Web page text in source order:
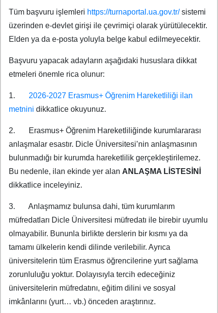
Tüm başvuru işlemleri https://turnaportal.ua.gov.tr/sistemi
üzerinden e-devlet girişi ile çevrimiçi olarak yürütülecektir.
Elden ya da e-posta yoluyla belge kabul edilmeyecektir.
Başvuru yapacak adayların aşağıdaki hususlara dikkat
etmeleri önemle rica olunur:
1. 2026-2027 Erasmus+ Öğrenim Hareketliliği ilan
metnini dikkatlice okuyunuz.
2. Erasmus+ Öğrenim Hareketliliğinde kurumlararası
anlaşmalar esastır. Dicle Üniversitesi’nin anlaşmasının
bulunmadığı bir kurumda hareketlilik gerçekleştirilemez.
Bu nedenle, ilan ekinde yer alan ANLAŞMA LİSTESİNİ
dikkatlice inceleyiniz.
3. Anlaşmamız bulunsa dahi, tüm kurumlarım
müfredatları Dicle Üniversitesi müfredatı ile birebir uyumlu
olmayabilir. Bununla birlikte derslerin bir kısmı ya da
tamamı ülkelerin kendi dilinde verilebilir. Ayrıca
üniversitelerin tüm Erasmus öğrencilerine yurt sağlama
zorunluluğu yoktur. Dolayısıyla tercih edeceğiniz
üniversitelerin müfredatını, eğitim dilini ve sosyal
imkânlarını (yurt… vb.) önceden araştırınız.